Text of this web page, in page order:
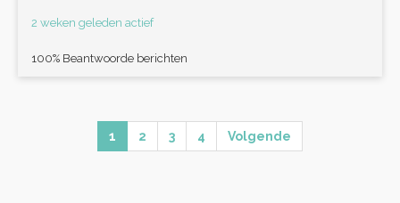
2 weken geleden actief
100% Beantwoorde berichten
1 2 3 4 Volgende